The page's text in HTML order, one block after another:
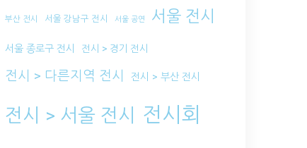
부산 전시 서울 강남구 전시 서울 공연 서울 전시
서울 종로구 전시 전시 > 경기 전시
전시 > 다른지역 전시 전시 > 부산 전시
전시 > 서울 전시 전시회